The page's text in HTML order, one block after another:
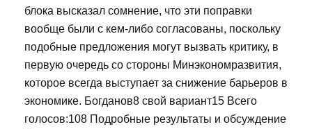
блока высказал сомнение, что эти поправки
вообще были с кем-либо согласованы, поскольку
подобные предложения могут вызвать критику, в
первую очередь со стороны Минэкономразвития,
которое всегда выступает за снижение барьеров в
экономике. Богданов8 свой вариант15 Всего
голосов:108 Подробные результаты и обсуждение